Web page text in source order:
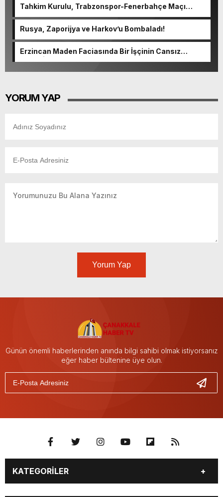
Tahkim Kurulu, Trabzonspor-Fenerbahçe Maçı
Rusya, Zaporijya ve Harkov’u Bombaladı!
Erzincan Maden Faciasında Bir İşçinin Cansız
Bedenine Ulaşıldı
YORUM YAP
Yorum Yap
Günün önemli haberlerinden anında bilgi sahibi olmak istiyorsanız
eğer haber bültenine üye olun.
KATEGORİLER